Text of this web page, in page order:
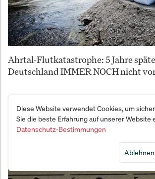
Ahrtal-Flutkatastrophe: 5 Jahre
Deutschland IMMER NOCH nicht
Diese Website verwendet Cookies, um
Sie die beste Erfahrung auf unserer Website
Datenschutz-Bestimmungen
Ablehnen